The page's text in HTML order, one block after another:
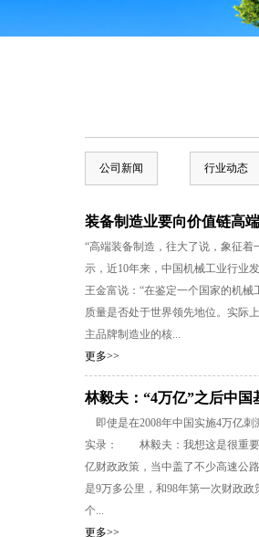
公司新闻 行业动态
装备制造业要向价值链高
“高端装备制造，往大了说，象征
示，近10年来，中国机械工业行业
王金富说：“在鉴定一个国家的机
质量是否处于世界领先地位。实际
主品牌制造业的核...
更多>>
林毅夫：“4万亿”之后中国
即使是在2008年中国实施4万亿
实录： 林毅夫：我想这是很重要
亿财政政策，当中盖了不少高速公
是9万多公里，和98年第一次财政
个...
更多>>